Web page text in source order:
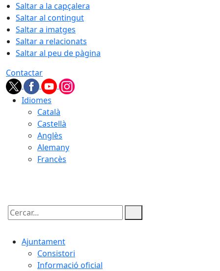
Saltar a la capçalera
Saltar al contingut
Saltar a imatges
Saltar a relacionats
Saltar al peu de pàgina
Contactar
Idiomes
Català
Castellà
Anglès
Alemany
Francès
Cercar:
Ajuntament
Consistori
Informació oficial